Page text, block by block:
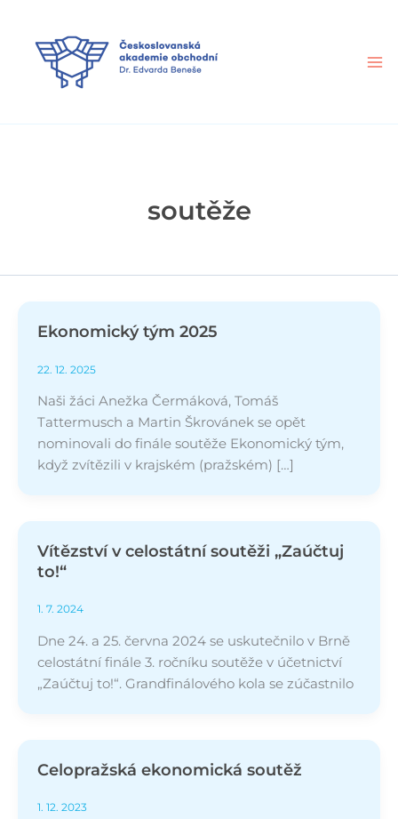
obsah
soutěže
Ekonomický tým 2025
22. 12. 2025
Naši žáci Anežka Čermáková, Tomáš
Tattermusch a Martin Škrovánek se opět
nominovali do finále soutěže Ekonomický tým,
když zvítězili v krajském (pražském) […]
Vítězství v celostátní soutěži „Zaúčtuj
to!“
1. 7. 2024
Dne 24. a 25. června 2024 se uskutečnilo v Brně
celostátní finále 3. ročníku soutěže v účetnictví
„Zaúčtuj to!“. Grandfinálového kola se zúčastnilo
Celopražská ekonomická soutěž
1. 12. 2023